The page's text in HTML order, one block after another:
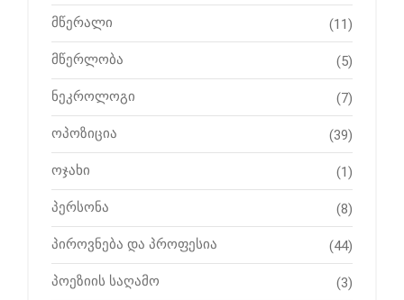
მწერალი (11)
მწერლობა (5)
ნეკროლოგი (7)
ოპოზიცია (39)
ოჯახი (1)
პერსონა (8)
პიროვნება და პროფესია (44)
პოეზიის საღამო (3)